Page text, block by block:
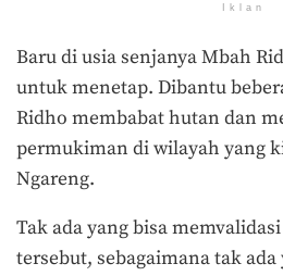
Iklan
Baru di usia senjanya Mbah
untuk menetap. Dibantu
Ridho membabat hutan dan
permukiman di wilayah yang
Ngareng.
Tak ada yang bisa
tersebut, sebagaimana tak ada